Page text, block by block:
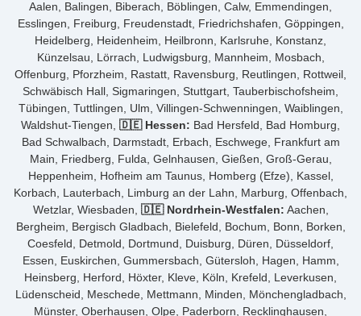
Aalen, Balingen, Biberach, Böblingen, Calw, Emmendingen,
Esslingen, Freiburg, Freudenstadt, Friedrichshafen, Göppingen,
Heidelberg, Heidenheim, Heilbronn, Karlsruhe, Konstanz,
Künzelsau, Lörrach, Ludwigsburg, Mannheim, Mosbach,
Offenburg, Pforzheim, Rastatt, Ravensburg, Reutlingen, Rottweil,
Schwäbisch Hall, Sigmaringen, Stuttgart, Tauberbischofsheim,
Tübingen, Tuttlingen, Ulm, Villingen-Schwenningen, Waiblingen,
Waldshut-Tiengen, 🇩🇪 Hessen: Bad Hersfeld, Bad Homburg,
Bad Schwalbach, Darmstadt, Erbach, Eschwege, Frankfurt am
Main, Friedberg, Fulda, Gelnhausen, Gießen, Groß-Gerau,
Heppenheim, Hofheim am Taunus, Homberg (Efze), Kassel,
Korbach, Lauterbach, Limburg an der Lahn, Marburg, Offenbach,
Wetzlar, Wiesbaden, 🇩🇪 Nordrhein-Westfalen: Aachen,
Bergheim, Bergisch Gladbach, Bielefeld, Bochum, Bonn, Borken,
Coesfeld, Detmold, Dortmund, Duisburg, Düren, Düsseldorf,
Essen, Euskirchen, Gummersbach, Gütersloh, Hagen, Hamm,
Heinsberg, Herford, Höxter, Kleve, Köln, Krefeld, Leverkusen,
Lüdenscheid, Meschede, Mettmann, Minden, Mönchengladbach,
Münster, Oberhausen, Olpe, Paderborn, Recklinghausen,